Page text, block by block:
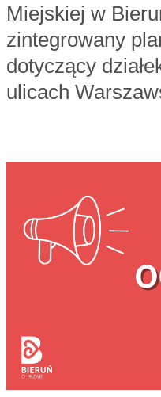
Miejskiej w
zintegrowany
dotyczący
ulicach